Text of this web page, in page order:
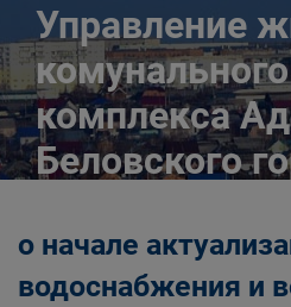
Управление
комплекса
Беловского
Органы власти
Муниципальные
о начале
водоснабжения и